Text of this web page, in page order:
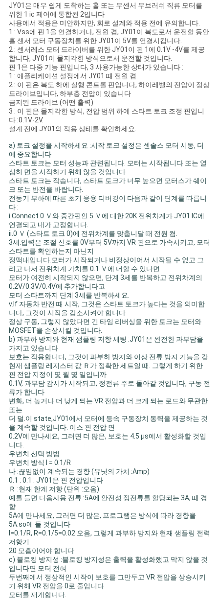
JY01은 매우 쉽게 도착하는 홀 또는 무센서 무브러쉬 직류 모터를
위한 1 ic 제어에 통합된 2입니다
사용에서 적용은 미안하지만, 회로 설계와 적용 전에 유의합니다.
1 : Vss에 핀 1을 연결하거나, 전원 켬, JY01이 복도로서 운전할 동안
홀 센서 모터 구동장치를 위한 JY01이 5V를 연결시킵니다.
2 : 센서레스 모터 드라이버를 위한 JY01이 핀 1에 0.1V -4V를 제공
합니다, JY01이 몰지각한 방식으로서 운전할 것입니다.
핀 1은 다중 기능 핀입니다, 3 사용가능한 상태가 있습니다 :
1 : 애플리케이션 설정에서 JY01 때 전원 켬.
2 : 이 핀은 복도 하에 실행 콘트롤 핀입니다, 하이레벨의 전압이 정상
드라이브입니다, 하부층 전압이 있습니다
금지된 드라이브 (어떤 출력)
3 : 이 핀은 몰지각한 방식, 전압 범위 하에 스타트 토크 조정 핀입니
다 :0.1V-2V.
설계 전에 JY01의 적용 상태를 확인하세요.
a) 토크 설정을 시작하세요 :시작 토크 설정은 센솔스 모터 시동, 더
에 중요합니다
스타트 토크는 모터 성능과 관련됩니다. 모터는 시작됩니다 또는 열
심히 면을 시작하기 위해 않을 것입니다
스타트 토크는 작습니다, 스타트 토크가 너무 높으면 모터스가 쉐이
크 또는 반전을 바랍니다.
전동기 부하에 따른 초기 응용 디버깅이 다음과 같이 단계를 따릅니
다 :
i.Connect 0 Ｖ와 중간핀인 5 Ｖ에 대한 20K 전위차계가 JY01 IC에
연결되고 내가 고정합니다.
ii.0 Ｖ (스타트 토크 0)에 전위차계를 맞춥니달 때 전원 켬.
3세.입력은 조절 신호를 0V부터 5V까지 VR 핀으로 가속시키고, 모터
스타트를 확인하는지 아닌지
정맥내입니다.모터가 시작되거나 비정상이어서 시작될 수 없고 그
리고 나서 전위차계 가치를 0.1 Ｖ에 더할 수 있다면
모터가 여전히 시작되지 않으면, 단계 3세를 반복하고 전위차계의
0.2V/0.3V/0.4V에 추가합니다고
모터 스타트까지 단계 3세를 반복하세요.
v.If 자동차 반전 때 시작, 그것은 스타트 토크가 높다는 것을 의미합
니다, 그것이 시작을 감소시켜야 합니다
정상 구동, 그렇지 않았다면 긴 타임 리버싱을 위한 토크는 모터와
MOSFET을 손상시킬 것입니다.
b) 과부하 방지와 현재 샘플링 저항 세팅 :JY01은 완전한 과부담을
가지고 있습니다
보호는 작용합니다, 그것이 과부하 방지와 이상 전류 방지 기능을 갖
현재 샘플링 레지스터 값 Ｒ가 정확한 세트일 때. 그렇게 하기 위한
핀 전압 지정이 몇 월 몇 일입니까
0.1V, 과부담 감시가 시작되고, 정전류 주로 돌아갈 것입니다, 구동 전
류가 합니다
변화, 더 높거나 더 낮게 되는 VR 전압과 더 크게 되는 로드와 무관한
또는
더 덜.이 state,JY01에서 모터에 등속 구동장치 동력을 제공하는 것
을 계속할 것입니다. 이스 핀 전압 면
0.2V에 만나세요, 그러면 더 많은, 보호는 4.5 μs에서 활성화할 것입
니다.
우변치 선택 방법
우변치 방식 I = 0.1/R
나 :끊임없이 계속되는 경향 (유닛의 가치 :Amp)
0.1 : 0.1 : JY01은 핀 전압입니다
Ｒ :현재 한계 저항 (단위 :오옴)
예를 들면 다음사용 전류 :5A에 안전성 정전류를 할당되는 3A, 때 경
향
5A에 만나세요, 그러면 더 많은, 프로그램은 방식에 따라 경향을
5A.so에 둘 것입니다
I=0.1/R, R=0.1/5=0.02 오옴, 그렇게 과부하 방지와 현재 샘플링 전력
저항기
20 모흠이어야 합니다
c) 블로킹 방지성 :블로킹 방지성은 출력을 활성화했고 막지 않을 것
입니다면 모터 전혀
두번째에서 정상적인 시작이 보호를 그만두고 VR 전압을 상승시키
기 위해 VR 전압을 0로 줄입니다
모터를 재개합니다.